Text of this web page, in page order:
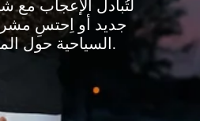
جديد أو اِحتسِ
السياحية حول المدينة لِتكتشفها لأول مرة أو لِتكتشف من جديد أفضل ما يُمكن فعله في المدينة.